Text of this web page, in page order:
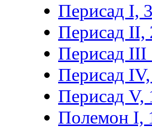
Перисад I,
Перисад II,
Перисад III
Перисад
Перисад V,
Полемон I,